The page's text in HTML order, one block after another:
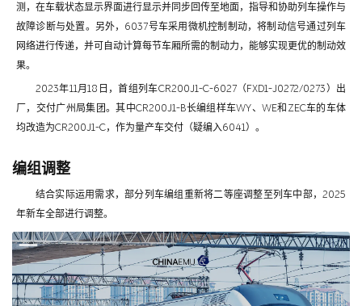
测，在车载状态显示界面进行显示并同步回传至地面，指导和协助列车操作与
故障诊断与处置。另外，6037号车采用微机控制制动，将制动信号通过列车
网络进行传递，并可自动计算每节车厢所需的制动力，能够实现更优的制动效
果。
2023年11月18日，首组列车CR200J1-C-6027（FXD1-J0272/0273）出
厂，交付广州局集团。其中CR200J1-B长编组样车WY、WE和ZEC车的车体
均改造为CR200J1-C，作为量产车交付（疑编入6041）。
编组调整
结合实际运用需求，部分列车编组重新将二等座调整至列车中部，2025
年新车全部进行调整。